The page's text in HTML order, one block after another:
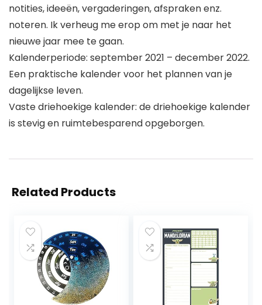
notities, ideeën, vergaderingen, afspraken enz.
noteren. Ik verheug me erop om met je naar het
nieuwe jaar mee te gaan.
Kalenderperiode: september 2021 – december 2022.
Een praktische kalender voor het plannen van je
dagelijkse leven.
Vaste driehoekige kalender: de driehoekige kalender
is stevig en ruimtebesparend opgeborgen.
Related Products